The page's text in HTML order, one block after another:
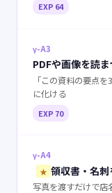
EXP 64
γ-A3
PDFや画像を読
「この資料の要点
に化ける
EXP 70
γ-A4
★ 領収書・名
写真を渡すだけで店